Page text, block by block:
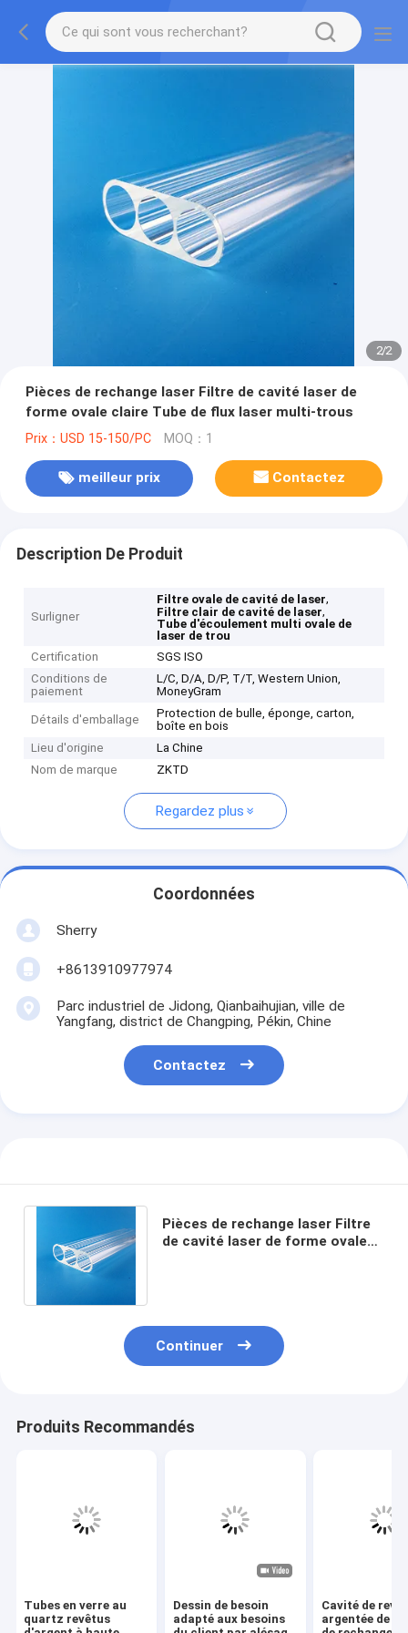
2/2
Pièces de rechange laser Filtre de cavité laser de
forme ovale claire Tube de flux laser multi-trous
Prix：USD 15-150/PC MOQ：1
meilleur prix Contactez
Description De Produit
Surligner
Filtre ovale de cavité de laser,
Filtre clair de cavité de laser,
Tube d'écoulement multi ovale de
laser de trou
Certification
SGS ISO
Conditions de
paiement
L/C, D/A, D/P, T/T, Western Union,
MoneyGram
Détails d'emballage
Protection de bulle, éponge, carton,
boîte en bois
Lieu d'origine
La Chine
Nom de marque
ZKTD
Regardez plus
Coordonnées
Sherry
+8613910977974
Parc industriel de Jidong, Qianbaihujian, ville de
Yangfang, district de Changping, Pékin, Chine
Contactez
Pièces de rechange laser Filtre
de cavité laser de forme ovale
Continuer
Produits Recommandés
Tubes en verre au
quartz revêtus
Dessin de besoin
adapté aux besoins
Cavité de
argentée de